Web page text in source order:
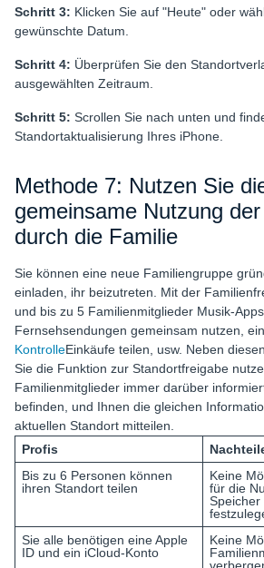
Schritt 3: Klicken Sie auf "Heute" oder
gewünschte Datum.
Schritt 4: Überprüfen Sie den
ausgewählten Zeitraum.
Schritt 5: Scrollen Sie nach unten und
Standortaktualisierung Ihres iPhone.
Methode 7: Nutzen Sie
gemeinsame Nutzung
durch die Familie
Sie können eine neue Familiengruppe
einladen, ihr beizutreten. Mit der
und bis zu 5 Familienmitglieder Musik-
Fernsehsendungen gemeinsam nutzen,
KontrolleEinkäufe teilen, usw. Neben
Sie die Funktion zur Standortfreigabe
Familienmitglieder immer darüber
befinden, und Ihnen die gleichen
aktuellen Standort mitteilen.
Profis
Bis zu 6 Personen können
ihren Standort teilen
Keine
für die
Speicher
Sie alle benötigen eine Apple
ID und ein iCloud-Konto
Keine